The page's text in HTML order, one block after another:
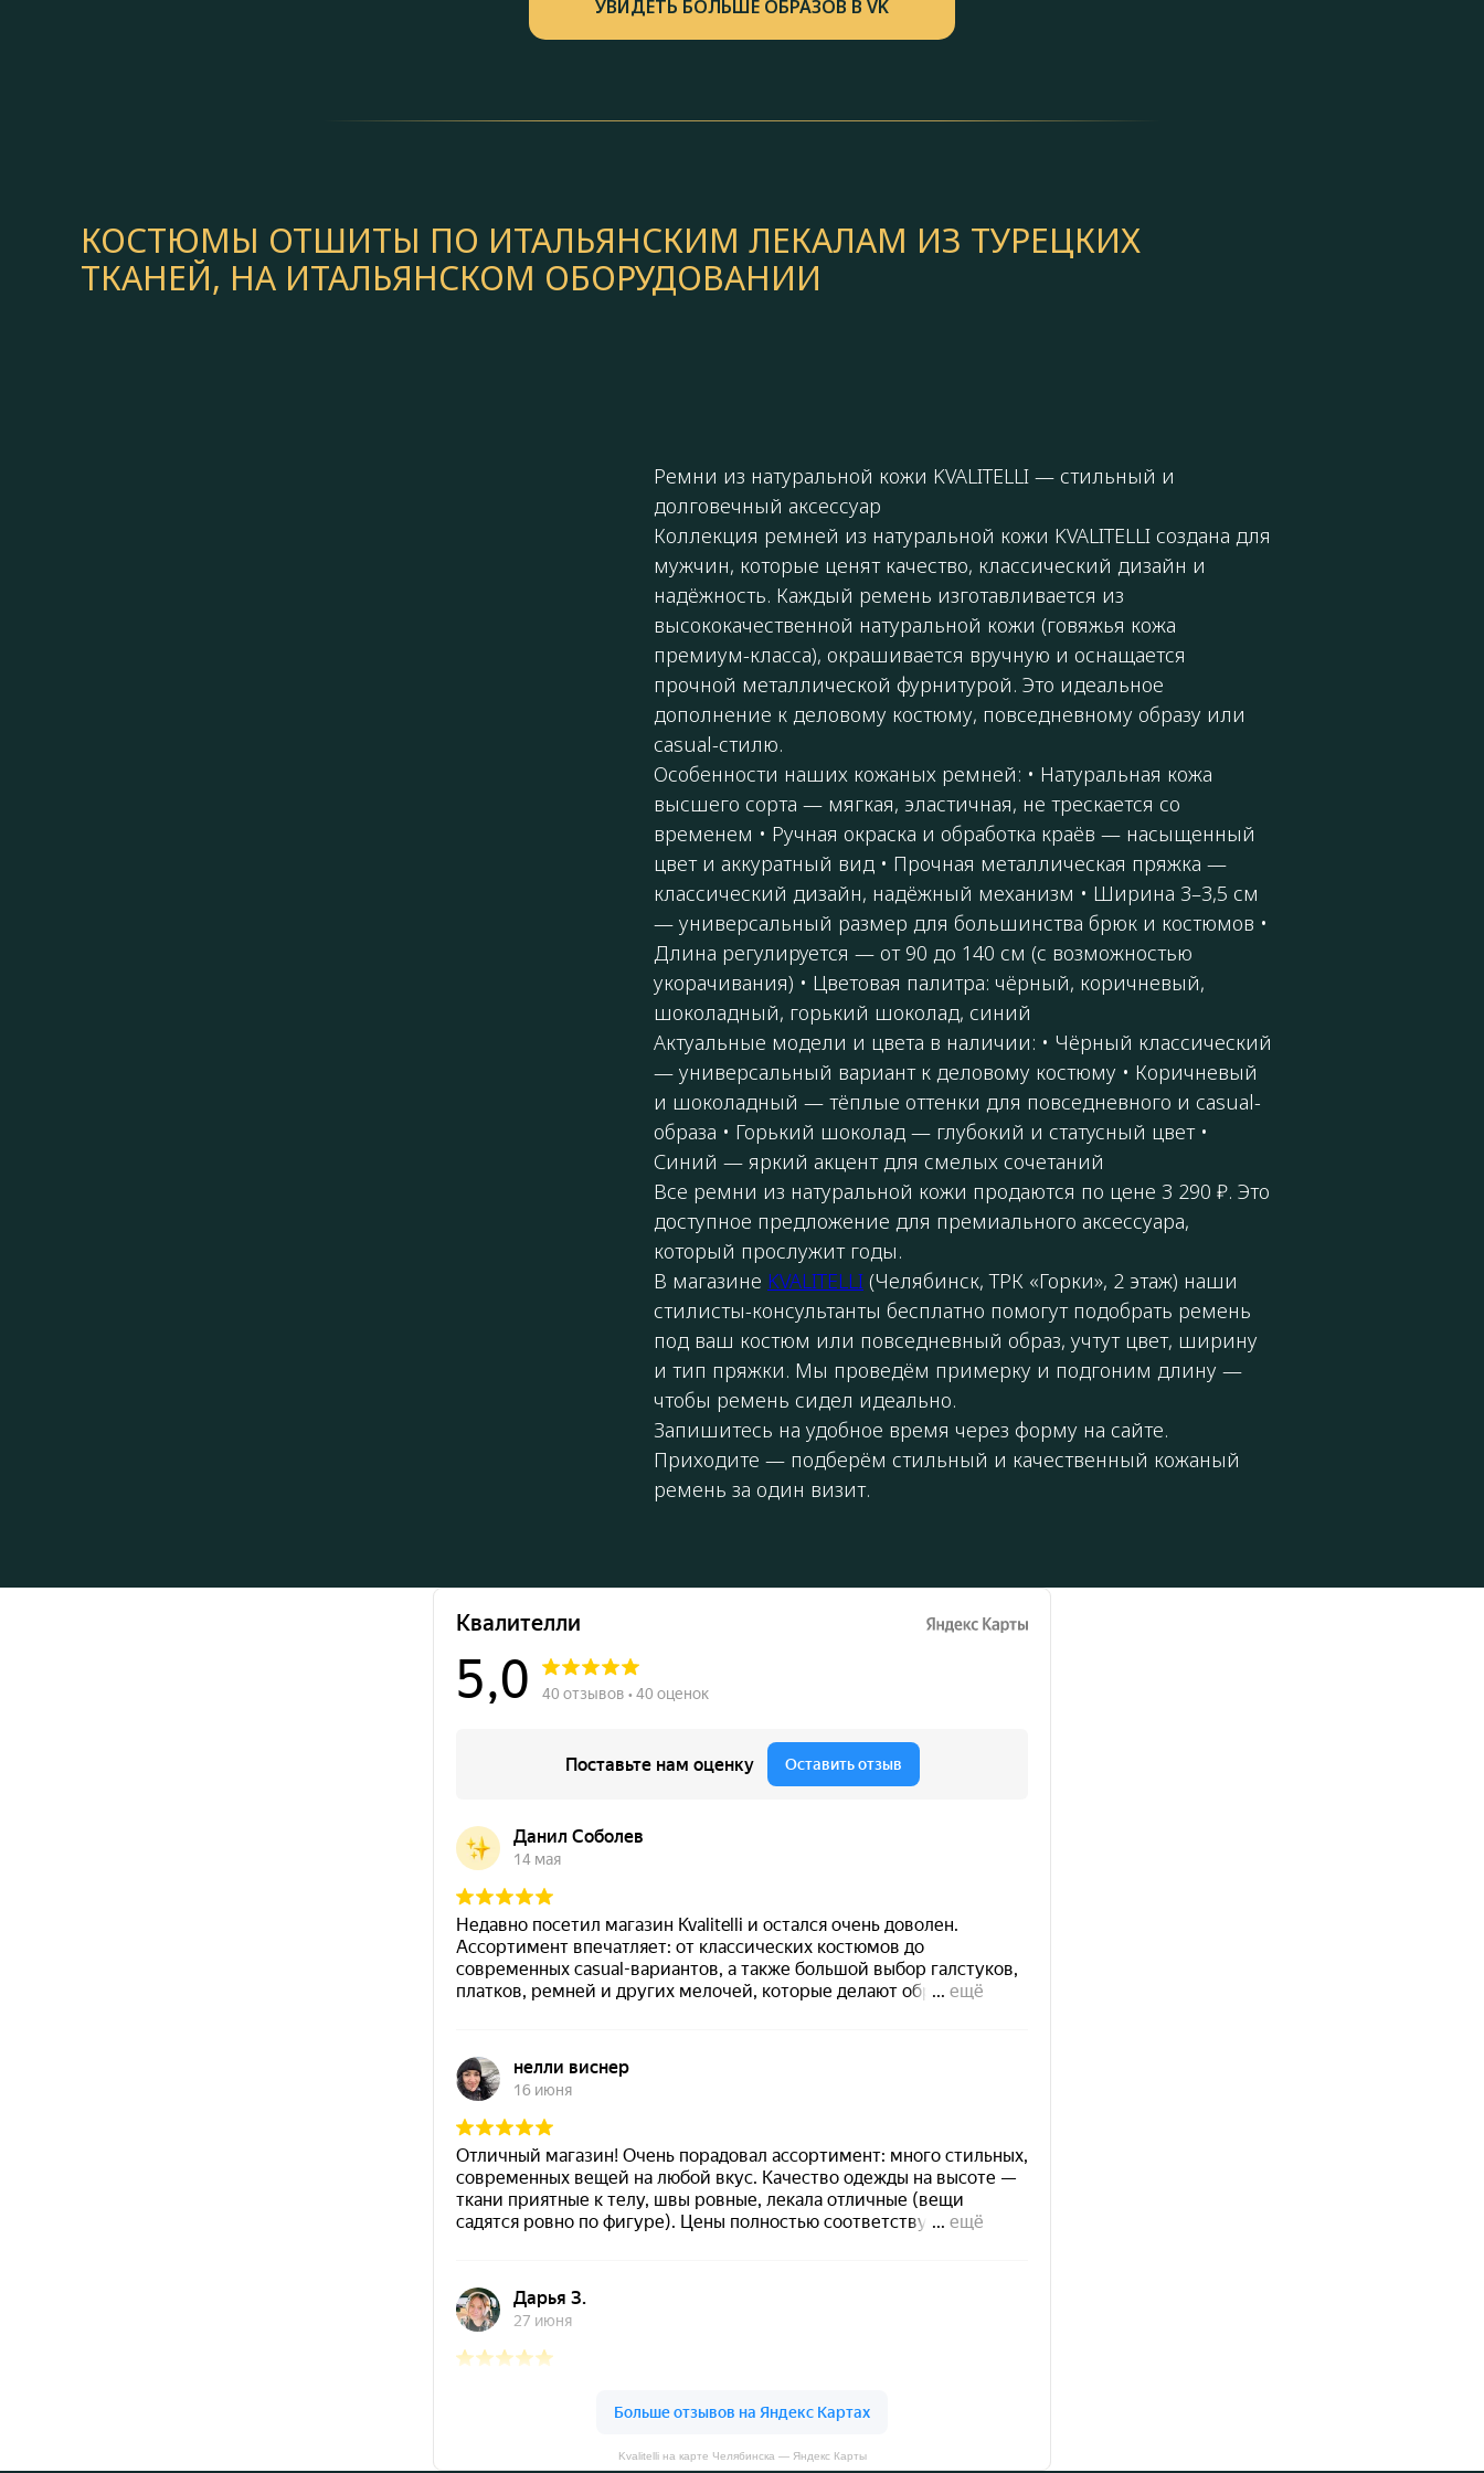
УВИДЕТЬ БОЛЬШЕ ОБРАЗОВ В VK
КОСТЮМЫ ОТШИТЫ ПО ИТАЛЬЯНСКИМ ЛЕКАЛАМ ИЗ ТУРЕЦКИХ
ТКАНЕЙ, НА ИТАЛЬЯНСКОМ ОБОРУДОВАНИИ
Ремни из натуральной кожи KVALITELLI — стильный и
долговечный аксессуар
Коллекция ремней из натуральной кожи KVALITELLI создана для
мужчин, которые ценят качество, классический дизайн и
надёжность. Каждый ремень изготавливается из
высококачественной натуральной кожи (говяжья кожа
премиум-класса), окрашивается вручную и оснащается
прочной металлической фурнитурой. Это идеальное
дополнение к деловому костюму, повседневному образу или
casual-стилю.
Особенности наших кожаных ремней: • Натуральная кожа
высшего сорта — мягкая, эластичная, не трескается со
временем • Ручная окраска и обработка краёв — насыщенный
цвет и аккуратный вид • Прочная металлическая пряжка —
классический дизайн, надёжный механизм • Ширина 3–3,5 см
— универсальный размер для большинства брюк и костюмов •
Длина регулируется — от 90 до 140 см (с возможностью
укорачивания) • Цветовая палитра: чёрный, коричневый,
шоколадный, горький шоколад, синий
Актуальные модели и цвета в наличии: • Чёрный классический
— универсальный вариант к деловому костюму • Коричневый
и шоколадный — тёплые оттенки для повседневного и casual-
образа • Горький шоколад — глубокий и статусный цвет •
Синий — яркий акцент для смелых сочетаний
Все ремни из натуральной кожи продаются по цене 3 290 ₽. Это
доступное предложение для премиального аксессуара,
который прослужит годы.
В магазине KVALITELLI (Челябинск, ТРК «Горки», 2 этаж) наши
стилисты-консультанты бесплатно помогут подобрать ремень
под ваш костюм или повседневный образ, учтут цвет, ширину
и тип пряжки. Мы проведём примерку и подгоним длину —
чтобы ремень сидел идеально.
Запишитесь на удобное время через форму на сайте.
Приходите — подберём стильный и качественный кожаный
ремень за один визит.
Kvalitelli на карте Челябинска — Яндекс Карты